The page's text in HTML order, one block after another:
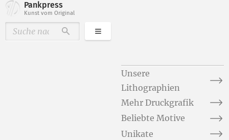
Pankpress
Kunst vom Original
DurchsuchenKategorien
Unsere
Lithographien
Mehr Druckgrafik
Beliebte Motive
Unikate